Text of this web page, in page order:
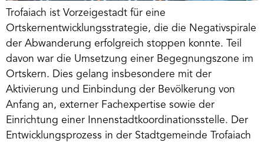
Trofaiach ist Vorzeigestadt für eine
Ortskernentwicklungsstrategie, die die Negativspirale
der Abwanderung erfolgreich stoppen konnte. Teil
davon war die Umsetzung einer Begegnungszone im
Ortskern. Dies gelang insbesondere mit der
Aktivierung und Einbindung der Bevölkerung von
Anfang an, externer Fachexpertise sowie der
Einrichtung einer Innenstadtkoordinationsstelle. Der
Entwicklungsprozess in der Stadtgemeinde Trofaiach